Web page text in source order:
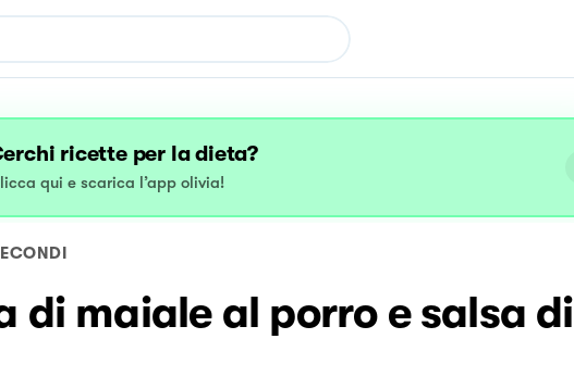
ricette per la dieta?
qui e scarica l’app olivia!
di maiale al porro e salsa di